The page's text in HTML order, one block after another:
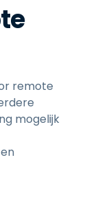
remote
mogelijk